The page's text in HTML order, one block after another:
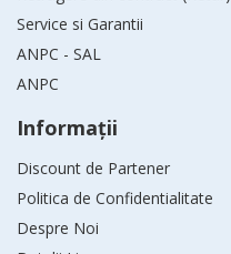
Service si Garantii
ANPC - SAL
ANPC
Informaţii
Discount de Partener
Politica de Confidentialitate
Despre Noi